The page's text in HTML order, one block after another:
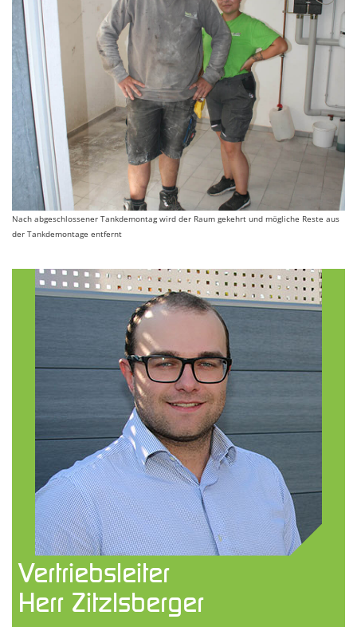
Nach abgeschlossener Tankdemontag wird der Raum gekehrt und mögliche Reste aus
der Tankdemontage entfernt
Vertriebsleiter
Herr Zitzlsberger